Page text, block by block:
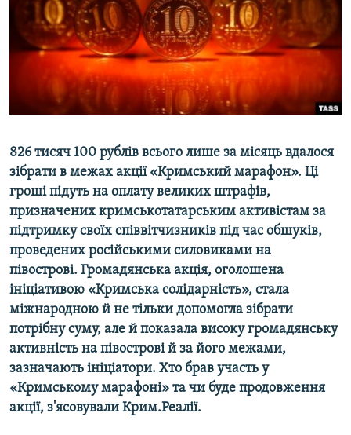
ВІДЕОУРОКИ «ELIFBE»
СВІДЧЕННЯ ОКУПАЦІЇ
УКРАЇНСЬКА ПРОБЛЕМА КРИМУ
ІНФОГРАФІКА
Русский
Qırımtatar
ДОЛУЧАЙСЯ!
Усі сайти RFE/RL
826 тисяч 100 рублів всього лише за місяць вдалося
зібрати в межах акції «Кримський марафон». Ці
гроші підуть на оплату великих штрафів,
призначених кримськотатарським активістам за
підтримку своїх співвітчизників під час обшуків,
проведених російськими силовиками на
півострові. Громадянська акція, оголошена
ініціативою «Кримська солідарність», стала
міжнародною й не тільки допомогла зібрати
потрібну суму, але й показала високу громадянську
активність на півострові й за його межами,
зазначають ініціатори. Хто брав участь у
«Кримському марафоні» та чи буде продовження
акції, з'ясовували Крим.Реалії.